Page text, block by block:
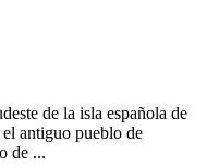
de la isla española de
antiguo pueblo de
de ...